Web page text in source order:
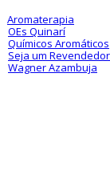
Aromaterapia
OEs Quinarí
Químicos Aromáticos
Seja um Revendedor
Wagner Azambuja